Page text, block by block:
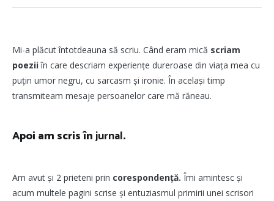
Mi-a plăcut întotdeauna să scriu. Când eram mică scriam
poeziiîn care descriam experiențe dureroase din viața mea cu
puțin umor negru, cu sarcasm și ironie. În același timp
transmiteam mesaje persoanelor care mă răneau.
Apoi am scris înjurnal.
Am avut și 2 prieteni prin corespondență. Îmi amintesc și
acum multele pagini scrise și entuziasmul primirii unei scrisori